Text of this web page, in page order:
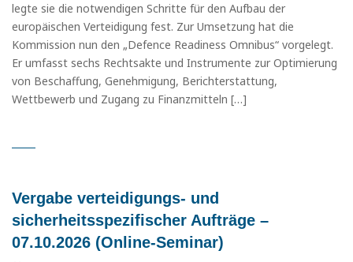
legte sie die notwendigen Schritte für den Aufbau der
europäischen Verteidigung fest. Zur Umsetzung hat die
Kommission nun den „Defence Readiness Omnibus“ vorgelegt.
Er umfasst sechs Rechtsakte und Instrumente zur Optimierung
von Beschaffung, Genehmigung, Berichterstattung,
Wettbewerb und Zugang zu Finanzmitteln […]
Vergabe verteidigungs- und
sicherheitsspezifischer Aufträge –
07.10.2026 (Online-Seminar)